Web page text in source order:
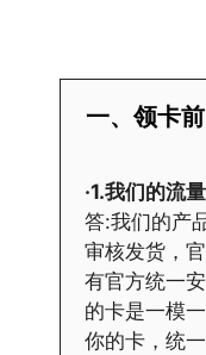
一、领卡
·1.我们的流
答:我们的产
审核发货，
有官方统一
的卡是一模
你的卡，统